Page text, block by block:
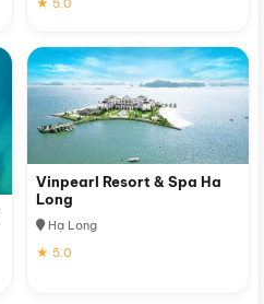
★ 5.0
Vinpearl Resort & Spa Ha
Long
Hạ Long
★ 5.0